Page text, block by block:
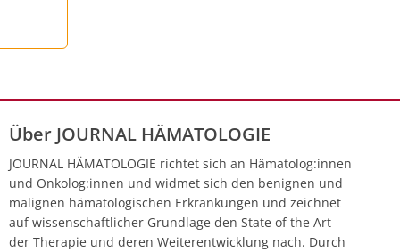
Über JOURNAL HÄMATOLOGIE
JOURNAL HÄMATOLOGIE richtet sich an Hämatolog:innen
und Onkolog:innen und widmet sich den benignen und
malignen hämatologischen Erkrankungen und zeichnet
auf wissenschaftlicher Grundlage den State of the Art
der Therapie und deren Weiterentwicklung nach. Durch